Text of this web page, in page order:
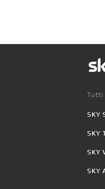
Tutti
SKY
SKY
SKY
SKY